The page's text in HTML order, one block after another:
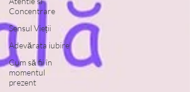
Concentrare
Sensul Vieții
Adevărata iubire
Cum să fii în
momentul
prezent